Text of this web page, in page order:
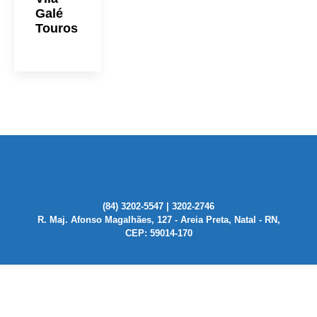
Galé
Touros
(84) 3202-5547 | 3202-2746
R. Maj. Afonso Magalhães, 127 - Areia Preta, Natal - RN,
CEP: 59014-170